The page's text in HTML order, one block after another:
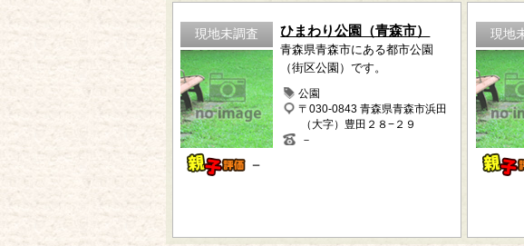
現地未調査
－
ひまわり公園（青森市）
青森県青森市にある都市公園
（街区公園）です。
公園
〒030-0843 青森県青森市浜田
（大字）豊田２８−２９
－
現地